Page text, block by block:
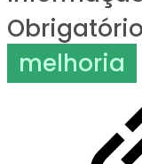
melhoria